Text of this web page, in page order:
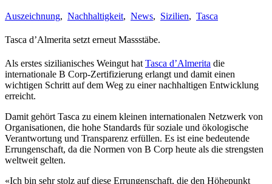
Auszeichnung, Nachhaltigkeit, News, Sizilien, Tasca
Tasca d’Almerita setzt erneut Massstäbe.
Als erstes sizilianisches Weingut hatTasca d’Almerita die
internationale B Corp-Zertifizierung erlangt und damit einen
wichtigen Schritt auf dem Weg zu einer nachhaltigen Entwicklung
erreicht.
Damit gehört Tasca zu einem kleinen internationalen Netzwerk von
Organisationen, die hohe Standards für soziale und ökologische
Verantwortung und Transparenz erfüllen. Es ist eine bedeutende
Errungenschaft, da die Normen von B Corp heute als die strengsten
weltweit gelten.
«Ich bin sehr stolz auf diese Errungenschaft, die den Höhepunkt